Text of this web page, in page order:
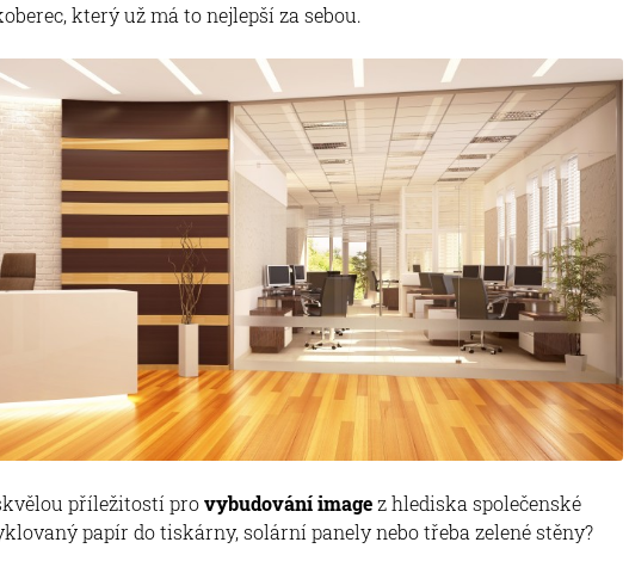
který už má to nejlepší za sebou.
příležitostí provybudování imagez hlediska společenské
papír do tiskárny, solární panely nebo třeba zelené stěny?